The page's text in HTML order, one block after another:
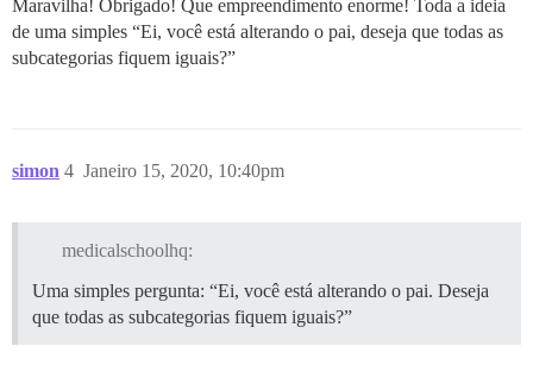
Maravilha! Obrigado! Que empreendimento enorme! Toda a ideia
de uma simples “Ei, você está alterando o pai, deseja que todas as
subcategorias fiquem iguais?”
simon Janeiro 15, 2020, 10:40pm
4
medicalschoolhq:
Uma simples pergunta: “Ei, você está alterando o pai. Deseja
que todas as subcategorias fiquem iguais?”